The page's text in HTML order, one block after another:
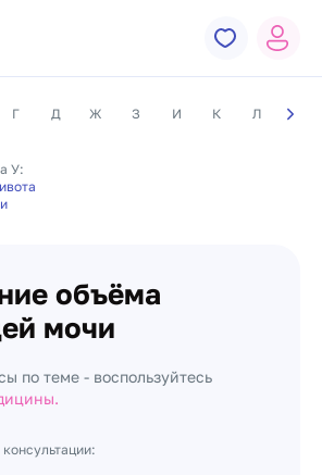
Г Д Ж З И К Л М
У:
объёма
мочи
по теме - воспользуйтесь